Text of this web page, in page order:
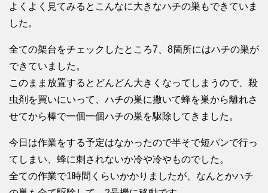
よくよく見てみるとこんなに大きなハチの巣もできていま
した。
全ての架台をチェックしたところ7、8箇所にはハチの巣が
できていました。
このまま放置するとどんどん大きくなってしまうので、殺
虫剤を買いにいって、ハチの巣に撒いて蜂を巣から離れさ
せてから棒で一個一個ハチの巣を駆除してきました。
今日は作業をする予定はなかったので半そで短パンで行っ
てしまい、蜂に刺されないか冷や冷やものでした。
全ての作業で1時間くらいかかりましたが、なんとかハチ